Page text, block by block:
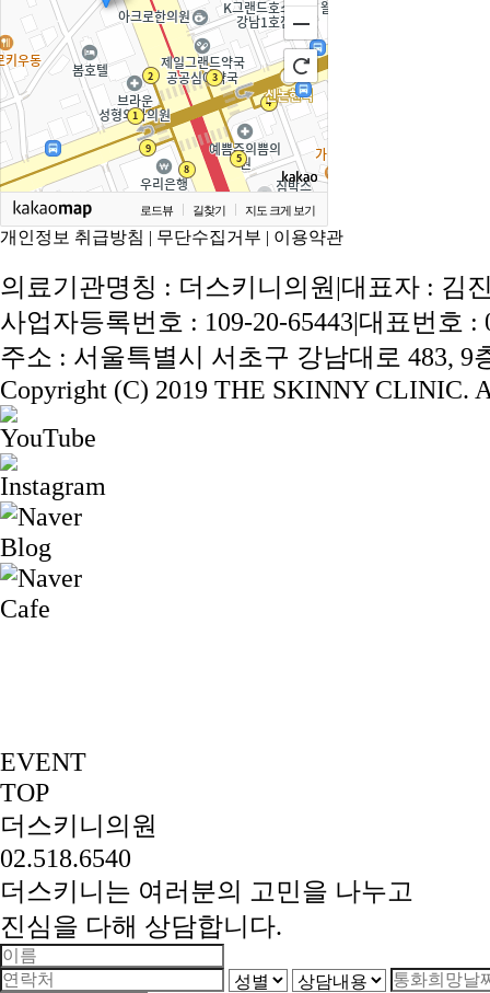
로드뷰 길찾기 지도 크게 보기
개인정보 취급방침 | 무단수집거부 | 이용약관
의료기관명칭 : 더스키니의원|대표자 : 김
사업자등록번호 : 109-20-65443|대표번호 :
주소 : 서울특별시 서초구 강남대로 483, 9
Copyright (C) 2019 THE SKINNY CLINIC.
EVENT
TOP
더스키니의원
02.518.6540
더스키니는 여러분의 고민을 나누고
진심을 다해 상담합니다.